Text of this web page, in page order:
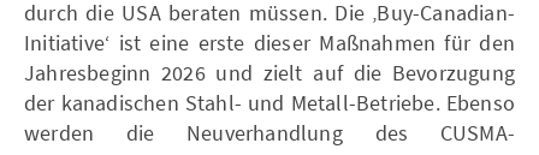
durch die USA beraten müssen. Die ‚Buy-Canadian-
Initiative‘ ist eine erste dieser Maßnahmen für den
Jahresbeginn 2026 und zielt auf die Bevorzugung
der kanadischen Stahl- und Metall-Betriebe. Ebenso
werden die Neuverhandlung des CUSMA-